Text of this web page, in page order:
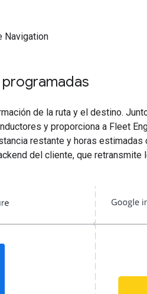
Navigation
programadas
de la ruta y el destino.
y proporciona a Fleet
restante y horas estimadas
del cliente, que retransmite